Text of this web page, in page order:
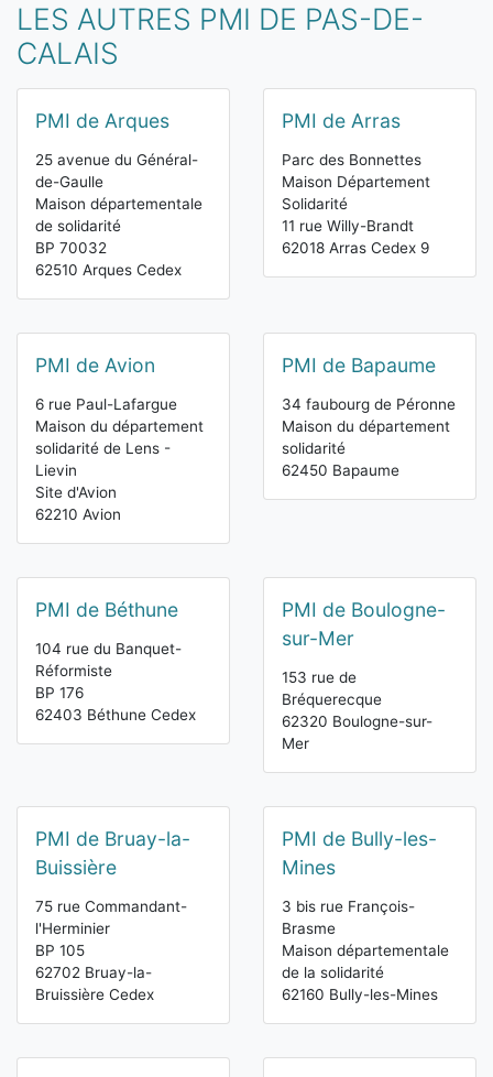
LES AUTRES PMI DE PAS-DE-
CALAIS
PMI de Arques
25 avenue du Général-
de-Gaulle
Maison départementale
de solidarité
BP 70032
62510 Arques Cedex
PMI de Arras
Parc des Bonnettes
Maison Département
Solidarité
11 rue Willy-Brandt
62018 Arras Cedex 9
PMI de Avion
6 rue Paul-Lafargue
Maison du département
solidarité de Lens -
Lievin
Site d'Avion
62210 Avion
PMI de Bapaume
34 faubourg de Péronne
Maison du département
solidarité
62450 Bapaume
PMI de Béthune
104 rue du Banquet-
Réformiste
BP 176
62403 Béthune Cedex
PMI de Boulogne-
sur-Mer
153 rue de
Bréquerecque
62320 Boulogne-sur-
Mer
PMI de Bruay-la-
Buissière
75 rue Commandant-
l'Herminier
BP 105
62702 Bruay-la-
Bruissière Cedex
PMI de Bully-les-
Mines
3 bis rue François-
Brasme
Maison départementale
de la solidarité
62160 Bully-les-Mines